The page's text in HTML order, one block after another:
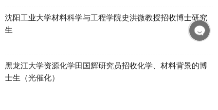
沈阳工业大学材料科学与工程学院史洪微教授招收博士研究
生
黑龙江大学资源化学田国辉研究员招收化学、材料背景的博
士生（光催化）